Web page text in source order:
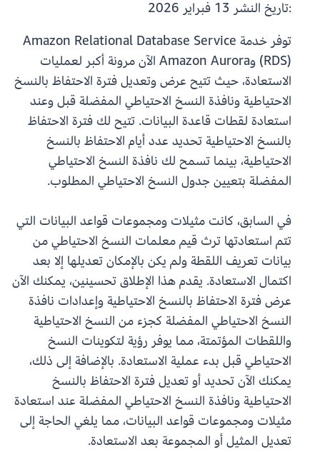
:تاريخ النشر
توفر خدمة Amazon Relational Database Service
(RDS) وAmazon Aurora الآن مرونة أكبر لعمليات
الاستعادة، حيث تتيح عرض وتعديل فترة الاحتفاظ بالنسخ
الاحتياطية ونافذة النسخ الاحتياطي المفضلة قبل وعند
استعادة لقطات قاعدة البيانات. تتيح لك فترة الاحتفاظ
بالنسخ الاحتياطية تحديد عدد أيام الاحتفاظ بالنسخ
الاحتياطية، بينما تسمح لك نافذة النسخ الاحتياطي
المفضلة بتعيين جدول النسخ الاحتياطي المطلوب.
في السابق، كانت مثيلات ومجموعات قواعد البيانات التي
تتم استعادتها ترث قيم معلمات النسخ الاحتياطي من
بيانات تعريف اللقطة ولم يكن بالإمكان تعديلها إلا بعد
اكتمال الاستعادة. يقدم هذا الإطلاق تحسينين، يمكنك الآن
عرض فترة الاحتفاظ بالنسخ الاحتياطية وإعدادات نافذة
النسخ الاحتياطي المفضلة كجزء من النسخ الاحتياطية
واللقطات المؤتمتة، مما يوفر رؤية لتكوينات النسخ
الاحتياطي قبل بدء عملية الاستعادة. بالإضافة إلى ذلك،
يمكنك الآن تحديد أو تعديل فترة الاحتفاظ بالنسخ
الاحتياطية ونافذة النسخ الاحتياطي المفضلة عند استعادة
مثيلات ومجموعات قواعد البيانات، مما يلغي الحاجة إلى
تعديل المثيل أو المجموعة بعد الاستعادة.